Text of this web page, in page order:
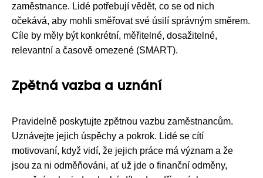
zaměstnance. Lidé potřebují vědět, co se od nich
očekává, aby mohli směřovat své úsilí správným směrem.
Cíle by měly být konkrétní, měřitelné, dosažitelné,
relevantní a časově omezené (SMART).
Zpětná vazba a uznání
Pravidelně poskytujte zpětnou vazbu zaměstnancům.
Uznávejte jejich úspěchy a pokrok. Lidé se cítí
motivovaní, když vidí, že jejich práce má význam a že
jsou za ni odměňováni, ať už jde o finanční odměny,